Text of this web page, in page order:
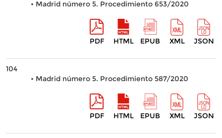
• Madrid número 5. Procedimiento 653/2020
PDF HTML EPUB XML JSON
104
• Madrid número 5. Procedimiento 587/2020
PDF HTML EPUB XML JSON